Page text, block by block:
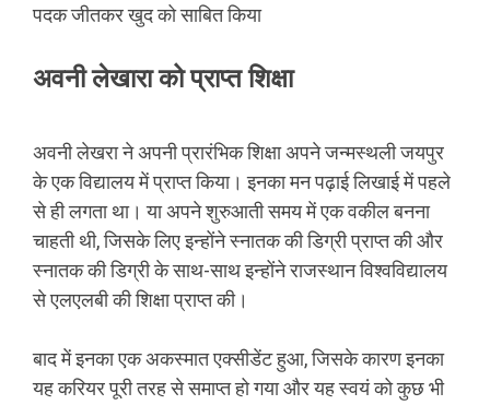
पदक जीतकर खुद को साबित किया
अवनी लेखारा को प्राप्त शिक्षा
अवनी लेखरा ने अपनी प्रारंभिक शिक्षा अपने जन्मस्थली जयपुर
के एक विद्यालय में प्राप्त किया। इनका मन पढ़ाई लिखाई में पहले
से ही लगता था। या अपने शुरुआती समय में एक वकील बनना
चाहती थी, जिसके लिए इन्होंने स्नातक की डिग्री प्राप्त की और
स्नातक की डिग्री के साथ-साथ इन्होंने राजस्थान विश्वविद्यालय
से एलएलबी की शिक्षा प्राप्त की।
बाद में इनका एक अकस्मात एक्सीडेंट हुआ, जिसके कारण इनका
यह करियर पूरी तरह से समाप्त हो गया और यह स्वयं को कुछ भी